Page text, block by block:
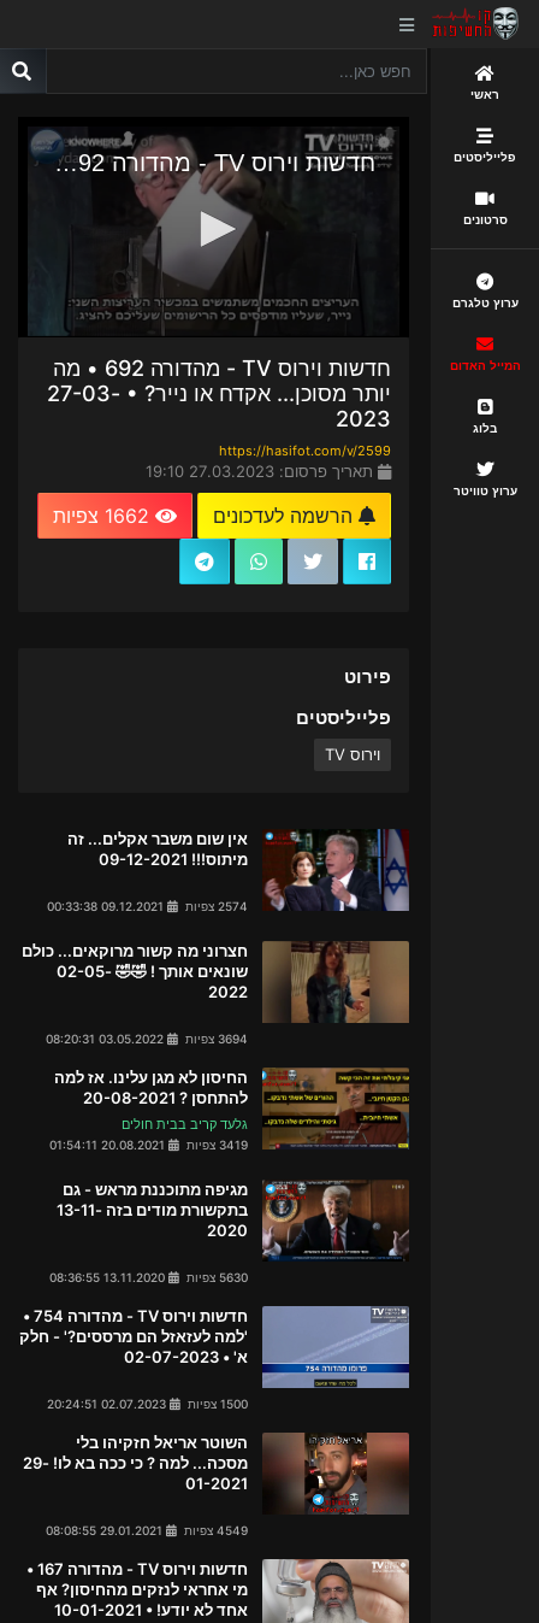
ראשי
פלייליסטים
סרטונים
ערוץ טלגרם
המייל האדום
בלוג
ערוץ טוויטר
חדשות וירוס TV - מהדורה 692 • מה
יותר מסוכן... אקדח או נייר? • 27-03-
2023
https://hasifot.com/v/2599
תאריך פרסום: 27.03.2023 19:10
הרשמה לעדכונים
פירוט
פלייליסטים
וירוס TV
אין שום משבר אקלים... זה
מיתוס!!! 09-12-2021
2574 צפיות
חצרוני מה קשור מרוקאים... כולם
שונאים אותך ! 🤣🤣 02-05-
2022
3694 צפיות
החיסון לא מגן עלינו. אז למה
להתחסן ? 20-08-2021
גלעד קריב בבית חולים
3419 צפיות
מגיפה מתוכננת מראש - גם
בתקשורת מודים בזה 13-11-
2020
5630 צפיות
חדשות וירוס TV - מהדורה 754 •
'למה לעזאזל הם מרססים?' - חלק
א' • 02-07-2023
1500 צפיות
השוטר אריאל חזקיהו בלי
מסכה... למה ? כי ככה בא לו! 29-
01-2021
4549 צפיות
חדשות וירוס TV - מהדורה 167 •
מי אחראי לנזקים מהחיסון? אף
אחד לא יודע! • 10-01-2021